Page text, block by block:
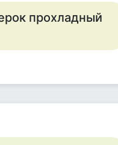
прохладный